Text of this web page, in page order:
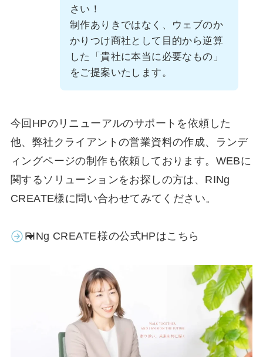
さい！
制作ありきではなく、ウェブのか
かりつけ商社として目的から逆算
した「貴社に本当に必要なもの」
をご提案いたします。
今回HPのリニューアルのサポートを依頼した
他、弊社クライアントの営業資料の作成、ランデ
ィングページの制作も依頼しております。WEBに
関するソリューションをお探しの方は、RINg
CREATE様に問い合わせてみてください。
RINg CREATE様の公式HPはこちら